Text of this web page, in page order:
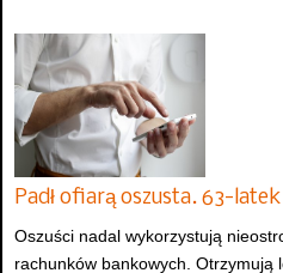
Padł ofiarą oszusta. 63-
Oszuści nadal wykorzystują
rachunków bankowych. Otrzymują